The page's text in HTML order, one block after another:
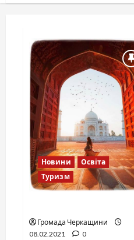
Новини
Освіта
Туризм
Громада Черкащини
08.02.2021
0